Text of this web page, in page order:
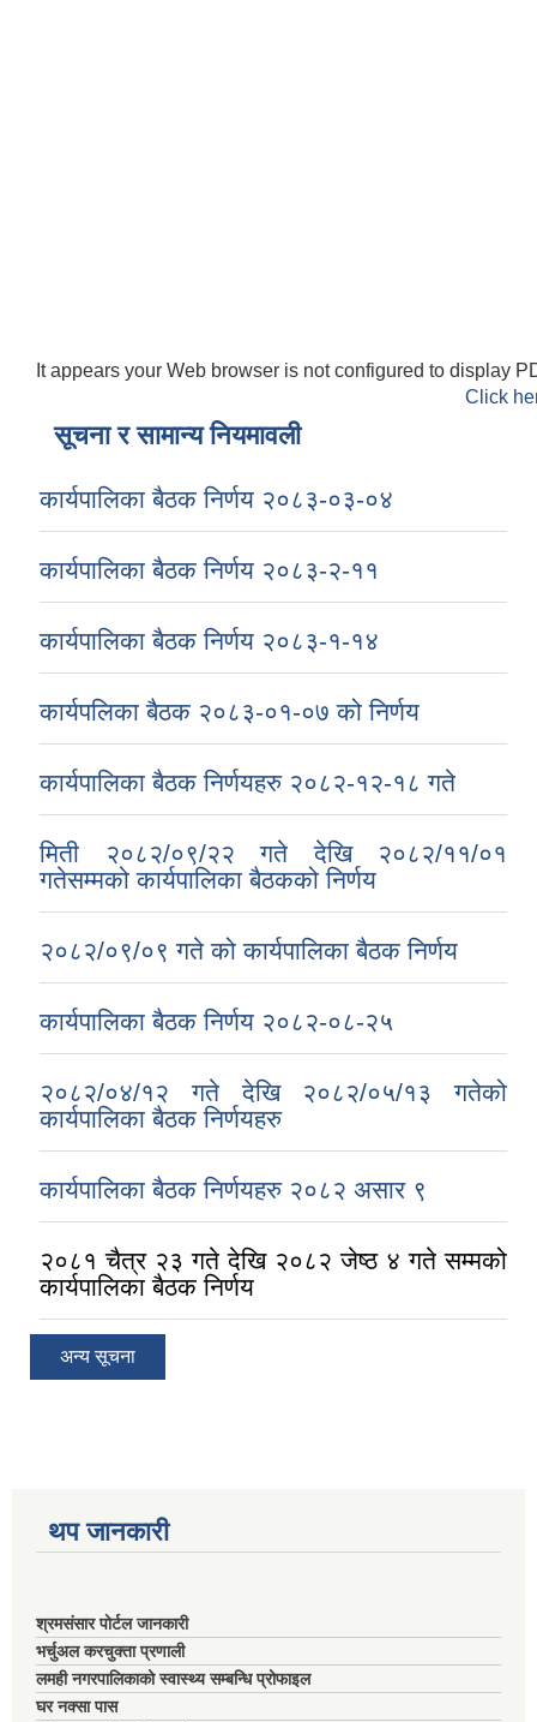
It appears your Web browser is not configured to display
Click
सूचना र सामान्य नियमावली
कार्यपालिका बैठक निर्णय २०८३-०३-०४
कार्यपालिका बैठक निर्णय २०८३-२-११
कार्यपालिका बैठक निर्णय २०८३-१-१४
कार्यपलिका बैठक २०८३-०१-०७ को निर्णय
कार्यपालिका बैठक निर्णयहरु २०८२-१२-१८ गते
मिती २०८२/०९/२२ गते देखि २०८२/११/०१
गतेसम्मको कार्यपालिका बैठकको निर्णय
२०८२/०९/०९ गते को कार्यपालिका बैठक निर्णय
कार्यपालिका बैठक निर्णय २०८२-०८-२५
२०८२/०४/१२ गते देखि २०८२/०५/१३ गतेको
कार्यपालिका बैठक निर्णयहरु
कार्यपालिका बैठक निर्णयहरु २०८२ असार ९
२०८१ चैत्र २३ गते देखि २०८२ जेष्ठ ४ गते सम्मको
कार्यपालिका बैठक निर्णय
अन्य सूचना
थप जानकारी
श्रमसंसार पोर्टल जानकारी
भर्चुअल करचुक्ता प्रणाली
लमही नगरपालिकाको स्वास्थ्य सम्बन्धि प्रोफाइल
घर नक्सा पास